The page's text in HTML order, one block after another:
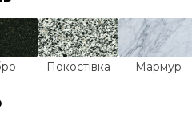
Покостівка Мармур